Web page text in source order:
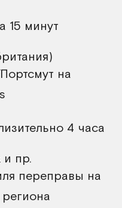
15 минут
на
4 часа
пр.
переправы на